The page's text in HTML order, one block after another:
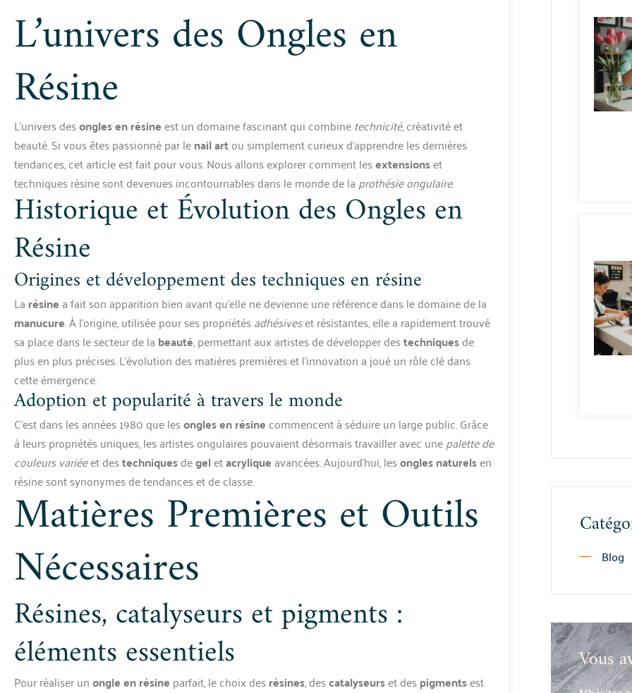
L’univers des Ongles en
Résine
L’univers desongles en résine est un domaine fascinant qui combine technicité, créativité et
beauté. Si vous êtes passionné par lenail artou simplement curieux d’apprendre les dernières
tendances, cet article est fait pour vous. Nous allons explorer comment lesextensionset
techniques résine sont devenues incontournables dans le monde de la prothésie ongulaire.
Historique et Évolution des Ongles en
Résine
Origines et développement des techniques en résine
La résine a fait son apparition bien avant qu’elle ne devienne une référence dans le domaine de la
manucure. À l’origine, utilisée pour ses propriétésadhésiveset résistantes, elle a rapidement trouvé
sa place dans le secteur de la beauté, permettant aux artistes de développer destechniquesde
plus en plus précises. L’évolution des matières premières et l’innovation a joué un rôle clé dans
cette émergence.
Adoption et popularité à travers le monde
C’est dans les années 1980 que lesongles en résine commencent à séduire un large public. Grâce
à leurs propriétés uniques, les artistes ongulaires pouvaient désormais travailler avec unepalette de
couleurs variéeet destechniquesdegel etacrylique avancées. Aujourd’hui, lesongles naturelsen
résine sont synonymes de tendances et de classe.
Matières Premières et Outils
Nécessaires
Résines, catalyseurs et pigments :
éléments essentiels
Pour réaliser unongle en résine parfait, le choix desrésines, descatalyseurset despigmentsest
Blog
Vous